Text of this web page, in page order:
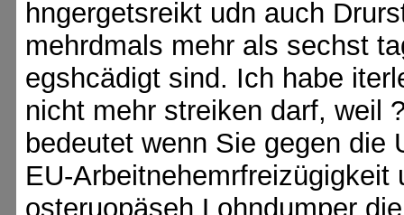
hngergetsreikt udn auch
mehrdmals mehr als sechst
egshcädigt sind. Ich habe
nicht mehr streiken darf, weil
bedeutet wenn Sie gegen die
EU-
osteruopäseh Lohndumper